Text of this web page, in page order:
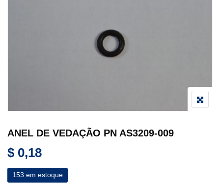
ANEL DE VEDAÇÃO PN AS3209-009
$ 0,18
153 em estoque